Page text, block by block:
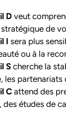
Dveut
stratégique de
I sera plus
ou à la
Scherche la
les partenariats
Cattend des
des études de